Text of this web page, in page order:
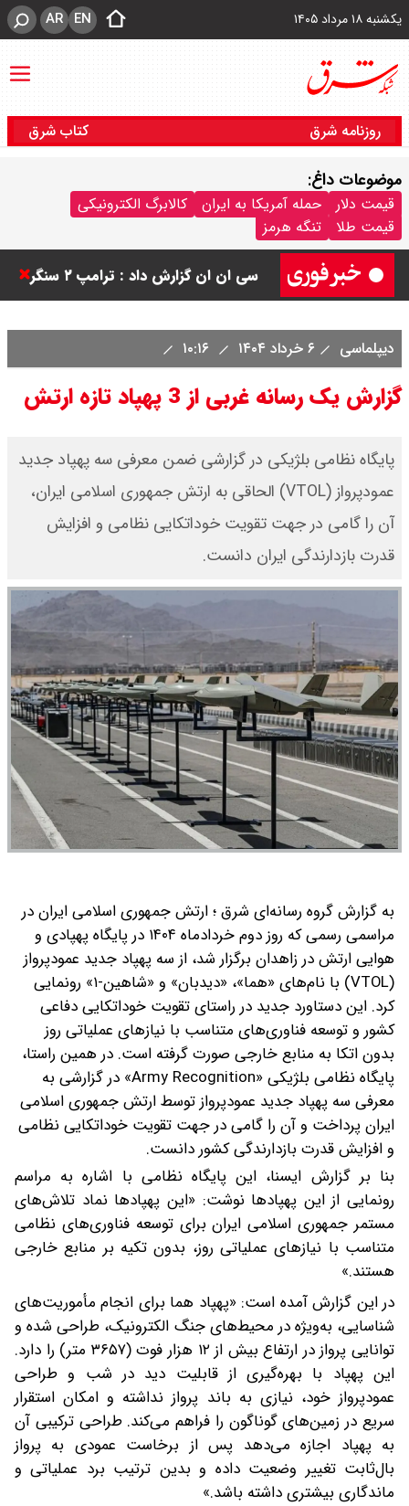
یکشنبه ۱۸ مرداد ۱۴۰۵ EN
AR
روزنامه شرق کتاب شرق
موضوعات داغ:
قیمت دلار حمله آمریکا به ایران
کالابرگ الکترونیکی
قیمت طلا
تنگه هرمز
ورزشگاه آزادی به نیم فصل اول لیگ
برتر می رسد ؟
سی ان ان گزارش داد : ترامپ ۲ سنگر
دهد؟
بنزین برای دولت چقدر تمام می شود؟
درصد افزایش می دهند
رهبر انقلاب با مسعود پزشکیان دیدار
کرد / درباره مشکلات کشور و تعامل
اقتصادی با طرفهای خارجی گفتگو شد
دیپلماسی ۶ خرداد ۱۴۰۴
گزارش یک رسانه غربی از 3 پهپاد تازه ارتش
پایگاه نظامی بلژیکی در گزارشی ضمن معرفی سه پهپاد جدید
عمودپرواز (VTOL) الحاقی به ارتش جمهوری اسلامی ایران،
آن را گامی در جهت تقویت خوداتکایی نظامی و افزایش
قدرت بازدارندگی ایران دانست.
به گزارش گروه رسانه‌ای شرق ؛ ارتش جمهوری اسلامی ایران در
مراسمی رسمی که روز دوم خردادماه ۱۴۰۴ در پایگاه پهپادی و
هوایی ارتش در زاهدان برگزار شد، از سه پهپاد جدید عمودپرواز
(VTOL) با نام‌های «هما»، «دیدبان» و «شاهین-۱» رونمایی
کرد. این دستاورد جدید در راستای تقویت خوداتکایی دفاعی
کشور و توسعه فناوری‌های متناسب با نیازهای عملیاتی روز
بدون اتکا به منابع خارجی صورت گرفته است. در همین راستا،
پایگاه نظامی بلژیکی «Army Recognition» در گزارشی به
معرفی سه پهپاد جدید عمودپرواز توسط ارتش جمهوری اسلامی
ایران پرداخت و آن را گامی در جهت تقویت خوداتکایی نظامی
و افزایش قدرت بازدارندگی کشور دانست.
بنا بر گزارش ایسنا، این پایگاه نظامی با اشاره به مراسم
رونمایی از این پهپادها نوشت: «این پهپادها نماد تلاش‌های
مستمر جمهوری اسلامی ایران برای توسعه فناوری‌های نظامی
متناسب با نیازهای عملیاتی روز، بدون تکیه بر منابع خارجی
هستند.»
در این گزارش آمده است: «پهپاد هما برای انجام مأموریت‌های
شناسایی، به‌ویژه در محیط‌های جنگ الکترونیک، طراحی شده و
توانایی پرواز در ارتفاع بیش از ۱۲ هزار فوت (۳۶۵۷ متر) را دارد.
این پهپاد با بهره‌گیری از قابلیت دید در شب و طراحی
عمودپرواز خود، نیازی به باند پرواز نداشته و امکان استقرار
سریع در زمین‌های گوناگون را فراهم می‌کند. طراحی ترکیبی آن
به پهپاد اجازه می‌دهد پس از برخاست عمودی به پرواز
بال‌ثابت تغییر وضعیت داده و بدین ترتیب برد عملیاتی و
ماندگاری بیشتری داشته باشد.»